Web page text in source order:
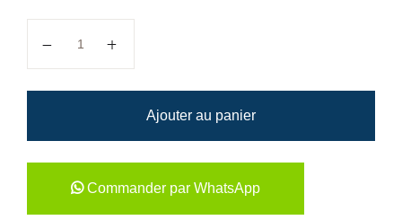
Ajouter au panier
Commander par WhatsApp